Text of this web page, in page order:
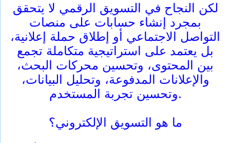
لكن النجاح في التسويق الرقمي لا يتحقق
بمجرد إنشاء حسابات على منصات
التواصل الاجتماعي أو إطلاق حملة إعلانية،
بل يعتمد على استراتيجية متكاملة تجمع
بين المحتوى، وتحسين محركات البحث،
والإعلانات المدفوعة، وتحليل البيانات،
وتحسين تجربة المستخدم.
ما هو التسويق الإلكتروني؟